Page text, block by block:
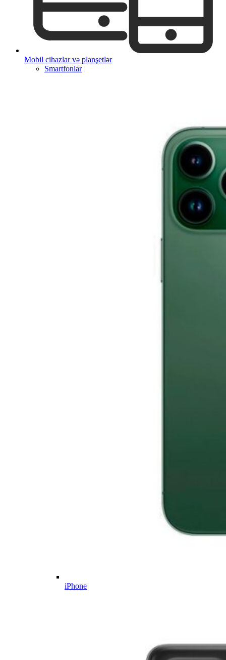
Mobil cihazlar və planşetlər
Smartfonlar
iPhone